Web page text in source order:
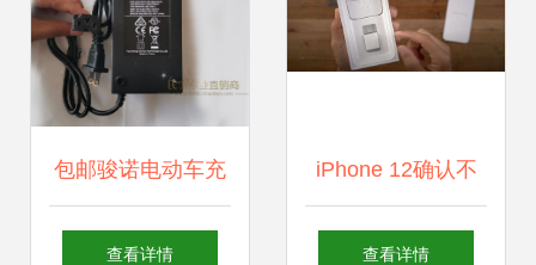
包邮骏诺电动车充
电器60V48V36V哈
查看详情
iPhone 12确认不
带充电器，发布时
查看详情